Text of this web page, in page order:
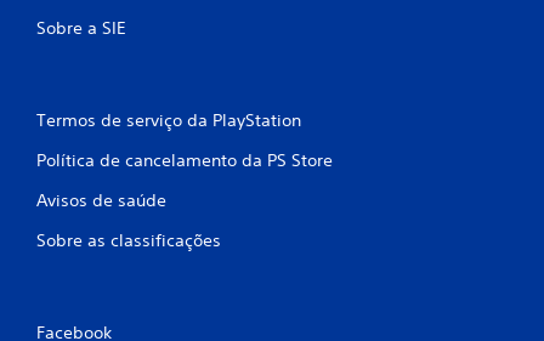
Sobre a SIE
Termos de serviço da PlayStation
Política de cancelamento da PS Store
Avisos de saúde
Sobre as classificações
Facebook